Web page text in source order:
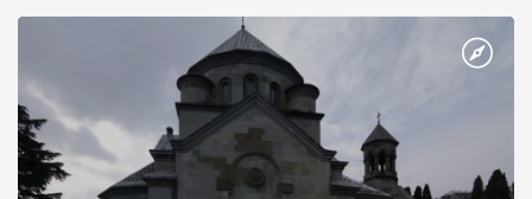
Херсонесі Володимир-язичник, став Василем-християнином.
А потім було Хрещення Русі. На честь Херсонесу Таврійського